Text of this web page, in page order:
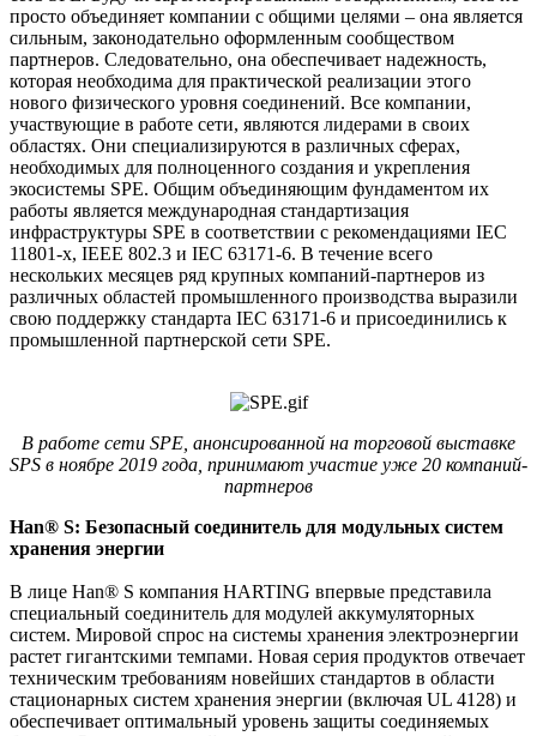
просто объединяет компании с общими целями – она является
сильным, законодательно оформленным сообществом
партнеров. Следовательно, она обеспечивает надежность,
которая необходима для практической реализации этого
нового физического уровня соединений. Все компании,
участвующие в работе сети, являются лидерами в своих
областях. Они специализируются в различных сферах,
необходимых для полноценного создания и укрепления
экосистемы SPE. Общим объединяющим фундаментом их
работы является международная стандартизация
инфраструктуры SPE в соответствии с рекомендациями IEC
11801-x, IEEE 802.3 и IEC 63171-6. В течение всего
нескольких месяцев ряд крупных компаний-партнеров из
различных областей промышленного производства выразили
свою поддержку стандарта IEC 63171-6 и присоединились к
промышленной партнерской сети SPE.
В работе сети SPE, анонсированной на торговой выставке
SPS в ноябре 2019 года, принимают участие уже 20 компаний-
партнеров
Han® S: Безопасный соединитель для модульных систем
хранения энергии
В лице Han® S компания HARTING впервые представила
специальный соединитель для модулей аккумуляторных
систем. Мировой спрос на системы хранения электроэнергии
растет гигантскими темпами. Новая серия продуктов отвечает
техническим требованиям новейших стандартов в области
стационарных систем хранения энергии (включая UL 4128) и
обеспечивает оптимальный уровень защиты соединяемых